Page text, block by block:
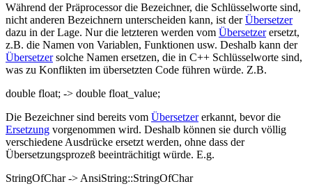
Während der Präprocessor die Bezeichner, die Schlüsselworte sind,
nicht anderen Bezeichnern unterscheiden kann, ist derÜbersetzer
dazu in der Lage. Nur die letzteren werden vom Übersetzerersetzt,
z.B. die Namen von Variablen, Funktionen usw. Deshalb kann der
Übersetzersolche Namen ersetzen, die in C++ Schlüsselworte sind,
was zu Konflikten im übersetzten Code führen würde. Z.B.
double float; -> double float_value;
Die Bezeichner sind bereits vom Übersetzererkannt, bevor die
Ersetzung vorgenommen wird. Deshalb können sie durch völlig
verschiedene Ausdrücke ersetzt werden, ohne dass der
Übersetzungsprozeß beeinträchitigt würde. E.g.
StringOfChar -> AnsiString::StringOfChar